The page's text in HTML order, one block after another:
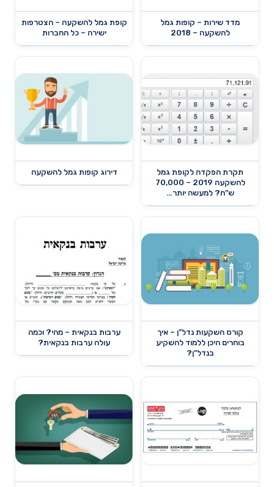
מדד שירות – קופות גמל
להשקעה – 2018
קופת גמל להשקעה – הצטרפות
ישירה – כל החברות
תקרת הפקדה לקופת גמל
להשקעה 2019 – 70,000
ש"ח? למעשה יותר…
דירוג קופות גמל להשקעה
קורס השקעות נדל"ן – איך
בוחרים היכן ללמוד להשקיע
בנדל"ן?
ערבות בנקאית – מהי? וכמה
עולה ערבות בנקאית?